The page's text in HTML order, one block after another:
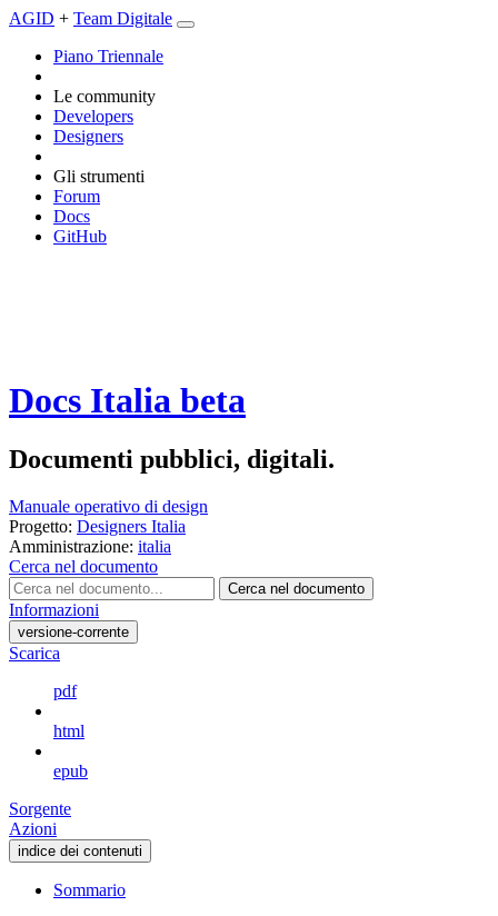
AGID + Team Digitale
Piano Triennale
Le community
Developers
Designers
Gli strumenti
Forum
Docs
GitHub
Docs Italia beta
Documenti pubblici, digitali.
Manuale operativo di design
Progetto: Designers Italia
Amministrazione: italia
Cerca nel documento
Cerca nel documento
Informazioni
versione-corrente
Scarica
pdf
html
epub
Sorgente
Azioni
indice dei contenuti
Sommario